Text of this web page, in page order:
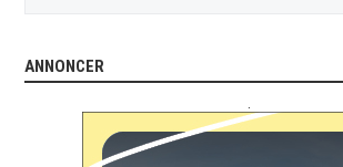
ANNONCER